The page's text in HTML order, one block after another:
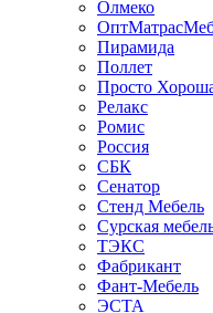
Олмеко
Пирамида
Поллет
Просто
Релакс
Ромис
Россия
СБК
Сенатор
Стенд Мебель
Сурская
ТЭКС
Фабрикант
Фант-Мебель
ЭСТА